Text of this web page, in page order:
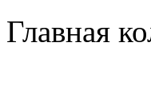
Главная